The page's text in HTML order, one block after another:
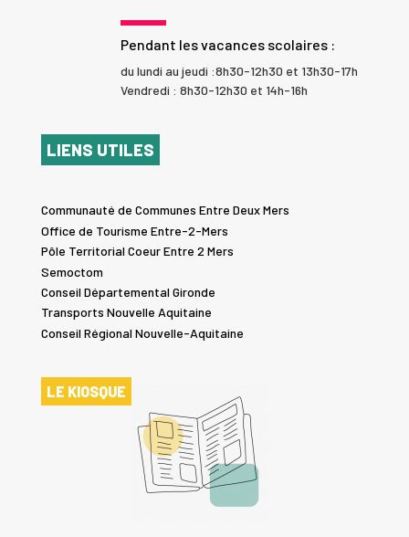
Pendant les vacances scolaires :
du lundi au jeudi :8h30-12h30 et 13h30-17h
Vendredi : 8h30-12h30 et 14h-16h
LIENS UTILES
Communauté de Communes Entre Deux Mers
Office de Tourisme Entre-2-Mers
Pôle Territorial Coeur Entre 2 Mers
Semoctom
Conseil Départemental Gironde
Transports Nouvelle Aquitaine
Conseil Régional Nouvelle-Aquitaine
LE KIOSQUE